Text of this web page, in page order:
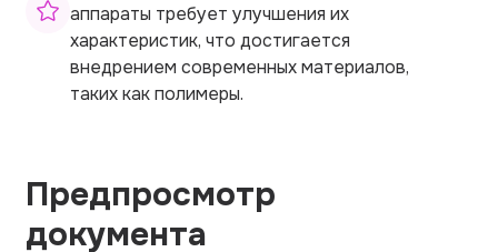
аппараты требует улучшения их
характеристик, что достигается
внедрением современных материалов,
таких как полимеры.
Предпросмотр
документа